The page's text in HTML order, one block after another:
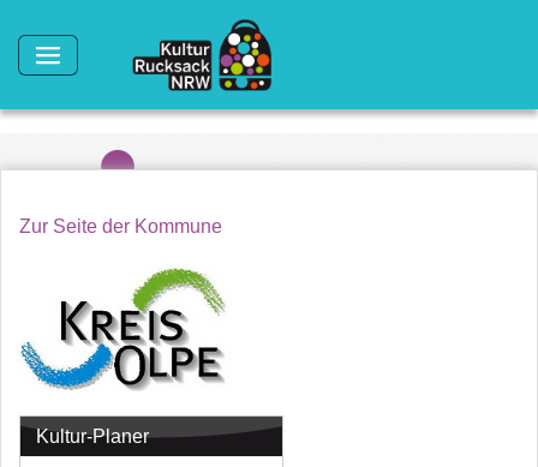
Zur Seite der Kommune
Kultur-Planer